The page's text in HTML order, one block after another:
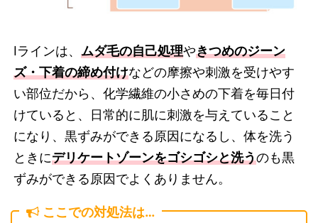
Iラインは、 ムダ毛の自己処理やきつめのジーン
ズ・下着の締め付けなどの摩擦や刺激を受けやす
い部位だから、化学繊維の小さめの下着を毎日付
けていると、日常的に肌に刺激を与えていること
になり、黒ずみができる原因になるし、体を洗う
ときにデリケートゾーンをゴシゴシと洗うのも黒
ずみができる原因でよくありません。
ここでの対処法は…